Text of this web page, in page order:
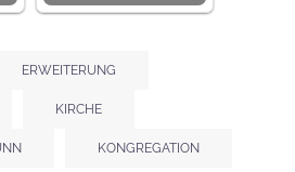
ERWEITERUNG
KIRCHE
KONGREGATION